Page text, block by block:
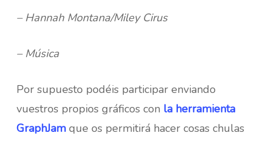
– Hannah Montana/Miley Cirus
– Música
Por supuesto podéis participar enviando
vuestros propios gráficos con la herramienta
GraphJamque os permitirá hacer cosas chulas